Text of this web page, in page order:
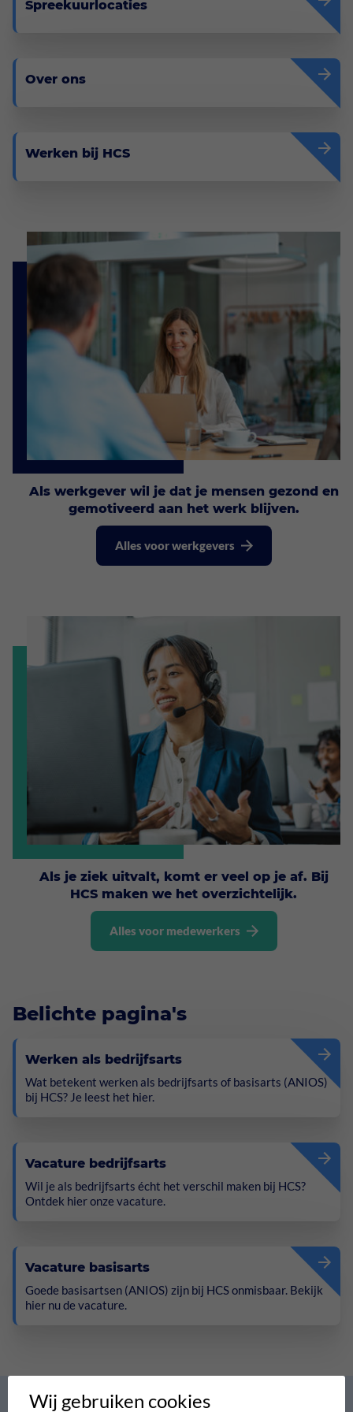
Spreekuurlocaties
Over ons
Werken bij HCS
Als werkgeverwil je dat je mensen gezond en
gemotiveerd aan het werk blijven.
Alles voor werkgevers
Als je ziek uitvalt, komt er veel op je af. Bij
HCS maken we het overzichtelijk.
Alles voor medewerkers
Belichte pagina's
Werken als bedrijfsarts
Wat betekent werken als bedrijfsarts of basisarts (ANIOS)
bij HCS? Je leest het hier.
Vacature bedrijfsarts
Wil je als bedrijfsarts écht het verschil maken bij HCS?
Ontdek hier onze vacature.
Vacature basisarts
Goede basisartsen (ANIOS) zijn bij HCS onmisbaar. Bekijk
hier nu de vacature.
Wij gebruiken cookies